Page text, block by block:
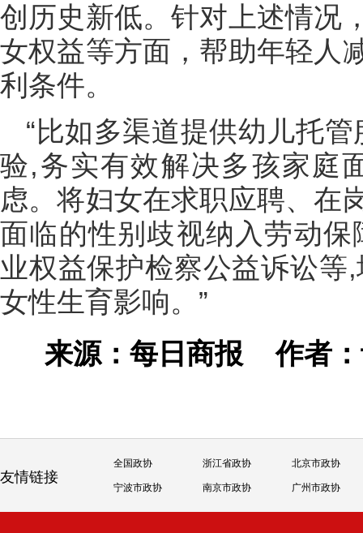
创历史新低。针对上述情况
女权益等方面，帮助年轻人
利条件。
“比如多渠道提供幼儿托管
验,务实有效解决多孩家庭
虑。将妇女在求职应聘、在
面临的性别歧视纳入劳动
业权益保护检察公益诉讼
女性生育影响。”
来源：每日商报作者
友情链接
全国政协 浙江省政协 北京市政协
宁波市政协 南京市政协 广州市政协